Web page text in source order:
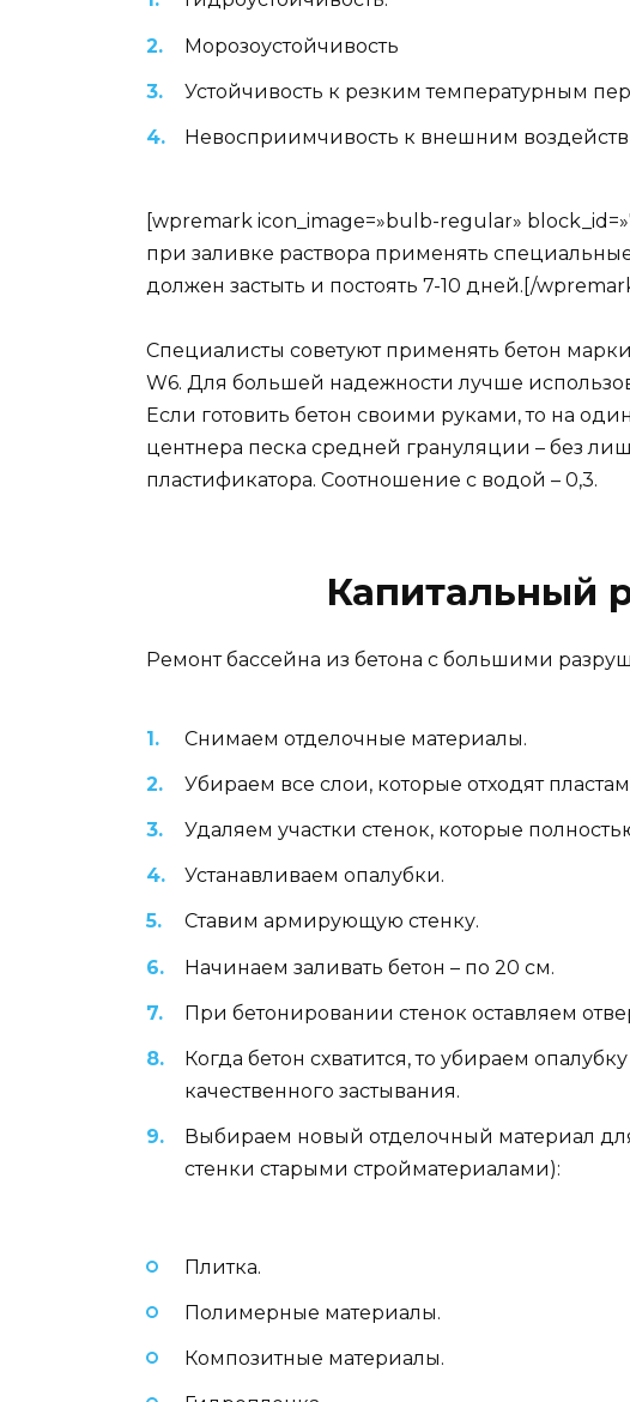
Морозоустойчивость
Устойчивость к резким температурным
Невосприимчивость к внешним
[wpremark icon_image=»bulb-regular»
при заливке раствора применять
должен застыть и постоять 7-10 дней.[/
Специалисты советуют применять бетон
W6. Для большей надежности лучше
Если готовить бетон своими руками, то на
центнера песка средней грануляции – без
пластификатора. Соотношение с водой – 0,3.
Капитальный
Ремонт бассейна из бетона с большими
Снимаем отделочные материалы.
Убираем все слои, которые отходят
Удаляем участки стенок, которые
Устанавливаем опалубки.
Ставим армирующую стенку.
Начинаем заливать бетон – по 20 см.
При бетонировании стенок оставляем
Когда бетон схватится, то убираем
качественного застывания.
Выбираем новый отделочный материал
стенки старыми стройматериалами):
Плитка.
Полимерные материалы.
Композитные материалы.